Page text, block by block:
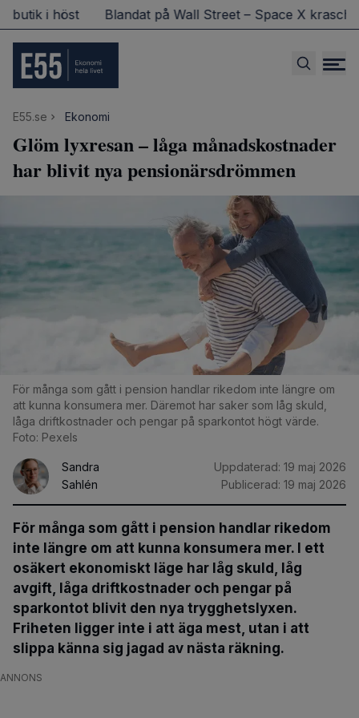
i höst Blandat på Wall Street – Space X
E55.se Ekonomi
Glöm lyxresan – låga månadskostnader
har blivit nya pensionärsdrömmen
För många som gått i pension handlar rikedom inte längre om
att kunna konsumera mer. Däremot har saker som låg skuld,
låga driftkostnader och pengar på sparkontot högt värde.
Foto: Pexels
Sandra
Sahlén
Uppdaterad: 19 maj 2026
Publicerad: 19 maj 2026
För många som gått i pension handlar rikedom
inte längre om att kunna konsumera mer. I ett
osäkert ekonomiskt läge har låg skuld, låg
avgift, låga driftkostnader och pengar på
sparkontot blivit den nya trygghetslyxen.
Friheten ligger inte i att äga mest, utan i att
slippa känna sig jagad av nästa räkning.
ANNONS